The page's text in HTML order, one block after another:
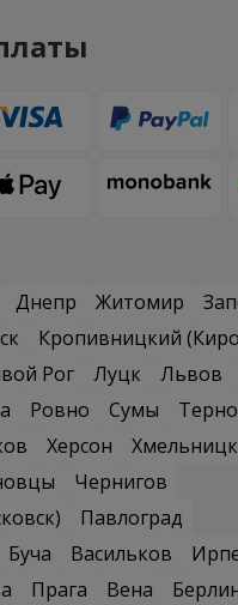
Днепр Житомир
Кропивницкий
Рог Луцк Львов
Ровно Сумы
Херсон
Чернигов
Павлоград
Буча Васильков
Прага Вена